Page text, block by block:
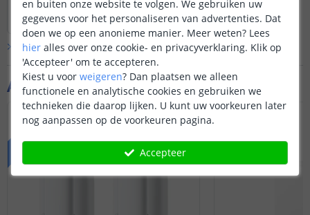
Aanvullende producten
VOORDEELSET
bediening anders en daar past de greep
ook niet op.
Bekijkhele antwoord
Door Danielle op donderdag 13 februari 2025
Bekijk alle Vraag & antwoord
en buiten onze website te volgen. We gebruiken uw
gegevens voor het personaliseren van advertenties. Dat
doen we op een anonieme manier. Meer weten? Lees
hier alles over onze cookie- en privacyverklaring. Klik op
'Accepteer' om te accepteren.
Kiest u voor weigeren? Dan plaatsen we alleen
functionele en analytische cookies en gebruiken we
technieken die daarop lijken. U kunt uw voorkeuren later
nog aanpassen op de voorkeuren pagina.
Accepteer